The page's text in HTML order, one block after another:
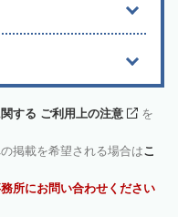
する ご利用上の注意
を
掲載を希望される場合はこ
所にお問い合わせください